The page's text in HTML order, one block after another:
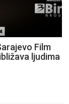
Film
ljudima